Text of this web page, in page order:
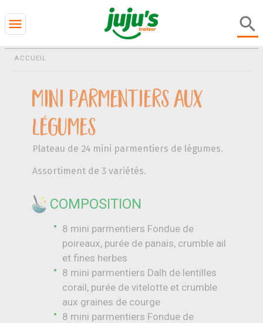
menu search
ACCUEIL
Mini parmentiers aux
légumes
Plateau de 24 mini parmentiers de légumes.
Assortiment de 3 variétés.
COMPOSITION
8 mini parmentiers Fondue de
poireaux, purée de panais, crumble ail
et fines herbes
8 mini parmentiers Dalh de lentilles
corail, purée de vitelotte et crumble
aux graines de courge
8 mini parmentiers Fondue de